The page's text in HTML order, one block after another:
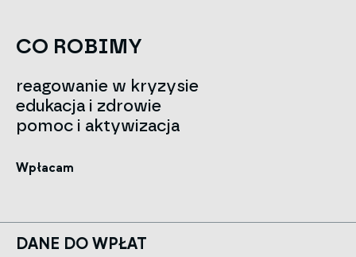
CO ROBIMY
reagowanie w kryzysie
edukacja i zdrowie
pomoc i aktywizacja
Wpłacam
DANE DO WPŁAT